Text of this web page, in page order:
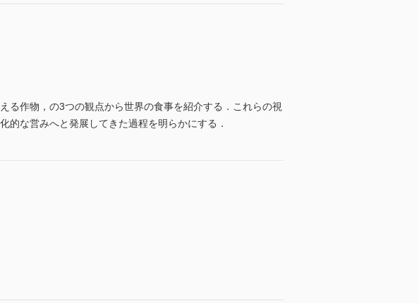
作物，の3つの観点から世界の食事を紹介する．これらの視
的な営みへと発展してきた過程を明らかにする．